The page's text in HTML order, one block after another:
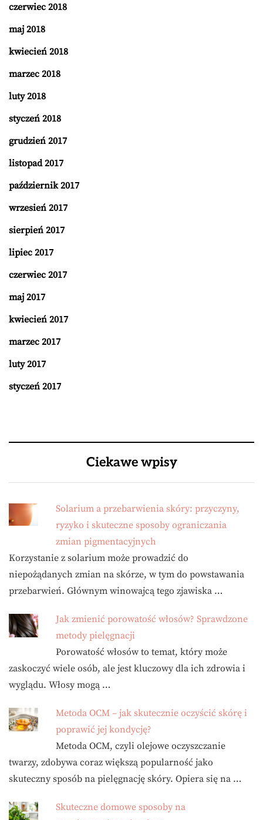
czerwiec 2018
maj 2018
kwiecień 2018
marzec 2018
luty 2018
styczeń 2018
grudzień 2017
listopad 2017
październik 2017
wrzesień 2017
sierpień 2017
lipiec 2017
czerwiec 2017
maj 2017
kwiecień 2017
marzec 2017
luty 2017
styczeń 2017
Ciekawe wpisy
Solarium a przebarwienia skóry: przyczyny,
ryzyko i skuteczne sposoby ograniczania
zmian pigmentacyjnych
Korzystanie z solarium może prowadzić do
niepożądanych zmian na skórze, w tym do powstawania
przebarwień. Głównym winowajcą tego zjawiska …
Jak zmienić porowatość włosów? Sprawdzone
metody pielęgnacji
Porowatość włosów to temat, który może
zaskoczyć wiele osób, ale jest kluczowy dla ich zdrowia i
wyglądu. Włosy mogą …
Metoda OCM – jak skutecznie oczyścić skórę i
poprawić jej kondycję?
Metoda OCM, czyli olejowe oczyszczanie
twarzy, zdobywa coraz większą popularność jako
skuteczny sposób na pielęgnację skóry. Opiera się na …
Skuteczne domowe sposoby na